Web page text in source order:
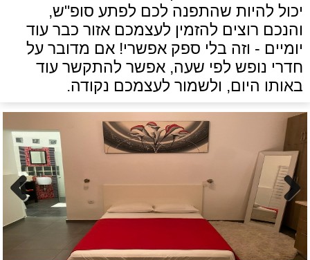
יכול להיות שהתפנה לכם לפתע סופ"ש,
והנכם רוצים להזמין לעצמכם אזור כבר עוד
יומיים - וזה בלי ספק אפשרי! אם מדובר על
חדרי נופש לפי שעה, אפשר להתקשר עוד
באותו היום, ולשמור לעצמכם נקודה.
Previous Next